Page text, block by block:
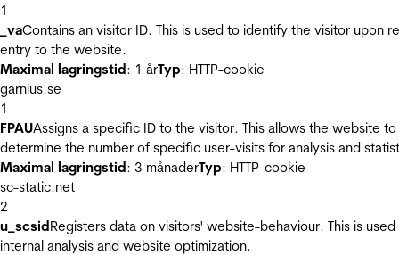
1
_vaContains an visitor ID. This is used to identify the visitor upon
entry to the website.
Maximal lagringstid: 1 årTyp: HTTP-cookie
garnius.se
1
FPAUAssigns a specific ID to the visitor. This allows the website to
determine the number of specific user-visits for analysis and
Maximal lagringstid: 3 månaderTyp: HTTP-cookie
sc-static.net
2
u_scsidRegisters data on visitors' website-behaviour. This is
internal analysis and website optimization.